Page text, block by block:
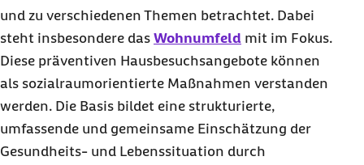
und zu verschiedenen Themen betrachtet. Dabei
steht insbesondere das Wohnumfeld mit im Fokus.
Diese präventiven Hausbesuchsangebote können
als sozialraumorientierte Maßnahmen verstanden
werden. Die Basis bildet eine strukturierte,
umfassende und gemeinsame Einschätzung der
Gesundheits- und Lebenssituation durch